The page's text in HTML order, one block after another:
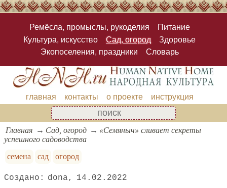
Ремёсла, промыслы, рукоделия
Питание
Культура, искусство
Сад, огород
Здоровье
Экопоселения, праздники
Словарь
главная контакты о проекте инструкция
Главная Сад, огород
«Семяныч» сливает секреты
успешного садоводства
семена
сад огород
dona 14.02.2022